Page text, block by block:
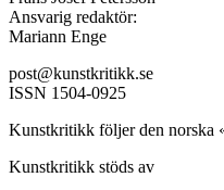
Ansvarig redaktör:
Mariann Enge
post@kunstkritikk.se
ISSN 1504-0925
Kunstkritikk följer den norska
Kunstkritikk stöds av